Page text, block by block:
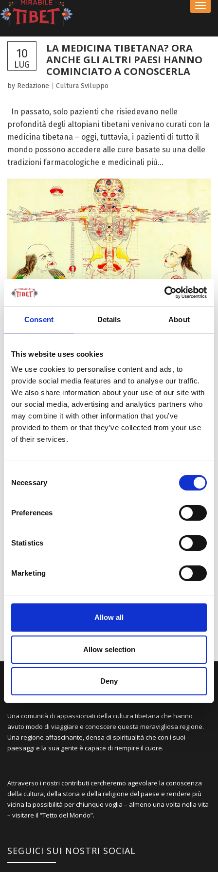
Consent Details About
This website uses cookies
We use cookies to personalise content and ads, to
provide social media features and to analyse our traffic.
We also share information about your use of our site with
our social media, advertising and analytics partners who
may combine it with other information that you’ve
provided to them or that they’ve collected from your use
of their services.
Selection
Necessary
Preferences
Statistics
Marketing
Allow all
Allow selection
Deny
10
LUG
LA MEDICINA TIBETANA? ORA
ANCHE GLI ALTRI PAESI HANNO
COMINCIATO A CONOSCERLA
by Redazione Cultura Sviluppo
In passato, solo pazienti che risiedevano nelle
profondità degli altopiani tibetani venivano curati con la
medicina tibetana – oggi, tuttavia, i pazienti di tutto il
mondo possono accedere alle cure basate su una delle
tradizioni farmacologiche e medicinali più...
FOCUS TIBET
SULLA VETTA DELLO XIZANG, DOVE IL VENTO
SOFFIA LO SPIRITO DI BUDDHA
LA NOSTRA MISSION
Una comunità di appassionati della cultura tibetana che hanno
avuto modo di viaggiare e conoscere questa meravigliosa regione.
Una regione affascinante, densa di spiritualità che con i suoi
paesaggi e la sua gente è capace di riempire il cuore.
Attraverso i nostri contributi cercheremo agevolare la conoscenza
della cultura, della storia e della religione del paese e rendere più
vicina la possibilità per chiunque voglia – almeno una volta nella vita
– visitare il “Tetto del Mondo”.
SEGUICI SUI NOSTRI SOCIAL